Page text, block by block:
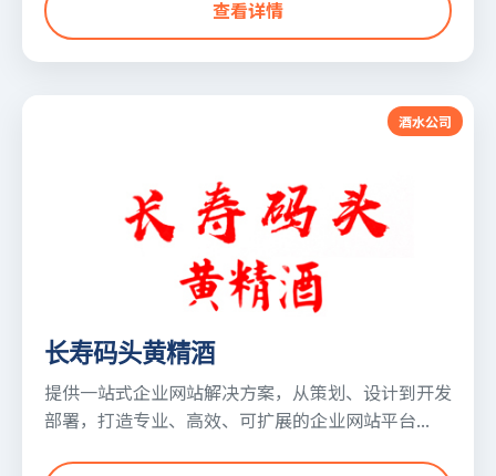
查看详情
酒水公司
长寿码头黄精酒
提供一站式企业网站解决方案，从策划、设计到开发
部署，打造专业、高效、可扩展的企业网站平台...